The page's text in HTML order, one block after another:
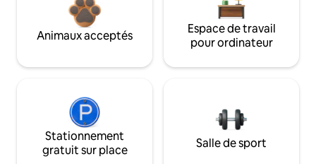
Animaux acceptés
Espace de travail
pour ordinateur
Stationnement
gratuit sur place
Salle de sport